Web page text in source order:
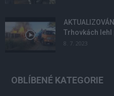
Trhovkách lehl
8. 7. 2023
OBLÍBENÉ KATEGORIE